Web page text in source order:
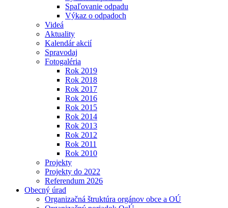
Spaľovanie odpadu
Výkaz o odpadoch
Videá
Aktuality
Kalendár akcií
Spravodaj
Fotogaléria
Rok 2019
Rok 2018
Rok 2017
Rok 2016
Rok 2015
Rok 2014
Rok 2013
Rok 2012
Rok 2011
Rok 2010
Projekty
Projekty do 2022
Referendum 2026
Obecný úrad
Organizačná štruktúra orgánov obce a OÚ